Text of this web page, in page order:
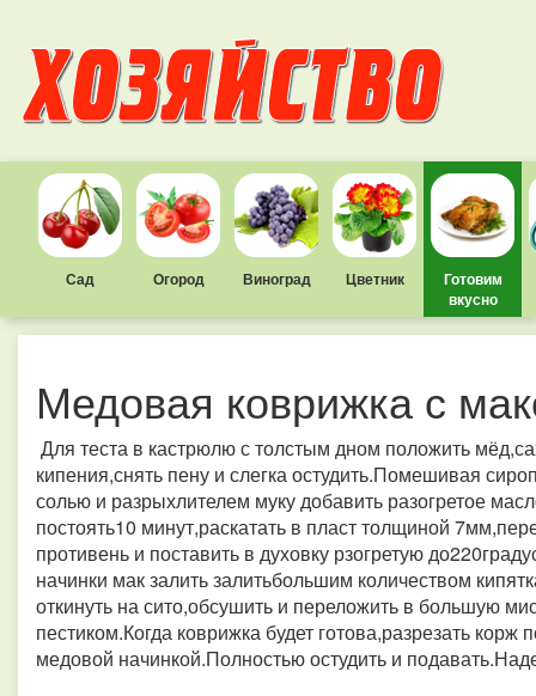
Сад Огород Виноград Цветник
Готовим
вкусно
Медовая коврижка с
Для теста в кастрюлю с толстым дном положить
кипения,снять пену и слегка остудить.Помешивая
солью и разрыхлителем муку добавить разогретое
постоять10 минут,раскатать в пласт толщиной
противень и поставить в духовку рзогретую
начинки мак залить залитьбольшим количеством
откинуть на сито,обсушить и переложить в большую
пестиком.Когда коврижка будет готова,разрезать
медовой начинкой.Полностью остудить и